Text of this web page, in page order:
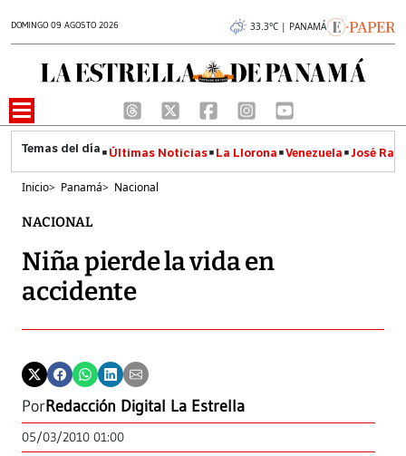
DOMINGO 09 AGOSTO 2026 33.3°C | PANAMÁ
Últimas Noticias La Llorona Venezuela José
Inicio> Panamá> Nacional
NACIONAL
Niña pierde la vida en
accidente
PorRedacción Digital La Estrella
05/03/2010 01:00